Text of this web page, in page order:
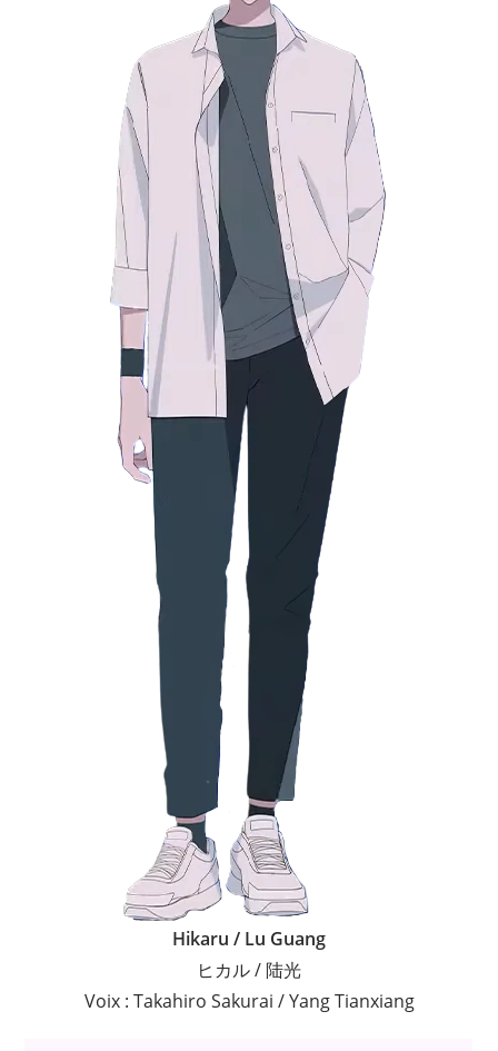
Hikaru / Lu Guang
ヒカル / 陆光
Voix : Takahiro Sakurai / Yang Tianxiang